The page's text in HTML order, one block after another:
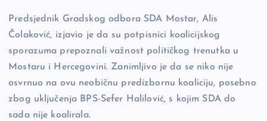
Predsjednik Gradskog odbora SDA Mostar, Alis
Čolaković, izjavio je da su potpisnici koalicijskog
sporazuma prepoznali važnost političkog trenutka u
Mostaru i Hercegovini. Zanimljivo je da se niko nije
osvrnuo na ovu neobičnu predizbornu koaliciju, posebno
zbog uključenja BPS-Sefer Halilović, s kojim SDA do
sada nije koalirala.